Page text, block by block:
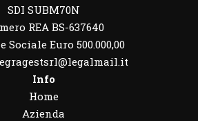
SDI SUBM70N
REA BS-637640
Sociale Euro 500.000,00
Info
Home
Azienda